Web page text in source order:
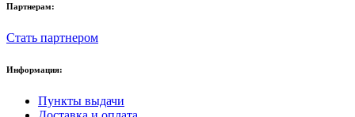
Партнерам:
Стать партнером
Информация:
Пункты выдачи